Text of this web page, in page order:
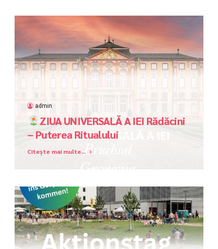
admin
ZIUA UNIVERSALĂ A IEI Rădăcini
– Puterea Ritualului
Citește mai multe...